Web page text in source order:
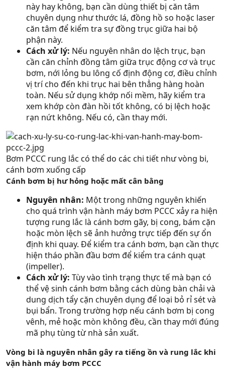
này hay không, bạn cần dùng thiết bị căn tâm
chuyên dụng như thước lá, đồng hồ so hoặc laser
căn tâm để kiểm tra sự đồng trục giữa hai bộ
phận này.
Cách xử lý: Nếu nguyên nhân do lệch trục, bạn
cần căn chỉnh đồng tâm giữa trục động cơ và trục
bơm, nới lỏng bu lông cố định động cơ, điều chỉnh
vị trí cho đến khi trục hai bên thẳng hàng hoàn
toàn. Nếu sử dụng khớp nối mềm, hãy kiểm tra
xem khớp còn đàn hồi tốt không, có bị lệch hoặc
rạn nứt không. Nếu có, cần thay mới.
Bơm PCCC rung lắc có thể do các chi tiết như vòng bi,
cánh bơm xuống cấp
Cánh bơm bị hư hỏng hoặc mất cân bằng
Nguyên nhân: Một trong những nguyên khiến
cho quá trình vận hành máy bơm PCCC xảy ra hiện
tượng rung lắc là cánh bơm gãy, bị cong, bám cặn
hoặc mòn lệch sẽ ảnh hưởng trực tiếp đến sự ổn
định khi quay. Để kiểm tra cánh bơm, bạn cần thực
hiện tháo phần đầu bơm để kiểm tra cánh quạt
(impeller).
Cách xử lý: Tùy vào tình trạng thực tế mà bạn có
thể vệ sinh cánh bơm bằng cách dùng bàn chải và
dung dịch tẩy cặn chuyên dụng để loại bỏ rỉ sét và
bụi bẩn. Trong trường hợp nếu cánh bơm bị cong
vênh, mẻ hoặc mòn không đều, cần thay mới đúng
mã phụ tùng từ nhà sản xuất.
Vòng bi là nguyên nhân gây ra tiếng ồn và rung lắc khi
vận hành máy bơm PCCC